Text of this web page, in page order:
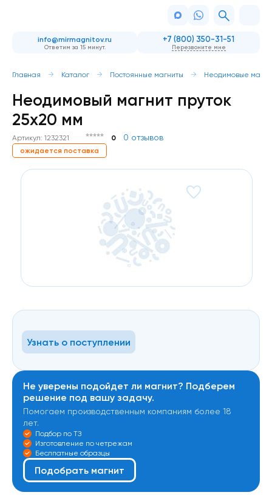
info@mirmagnitov.ru
Ответим за 15 минут.
+7 (800) 350-31-51
Перезвоните мне
Главная Каталог Постоянные магниты Неодимовые
Неодимовый магнит пруток
25х20 мм
Артикул: 1232321 0 0 отзывов
ожидается поставка
Узнать о поступлении
Не уверены подойдет ли магнит? Подберем
решение под вашу задачу.
Помогаем производственным компаниям более 18
лет.
Подбор по ТЗ
Изготовление по четрежам
Беслпатные образцы
Подобрать магнит